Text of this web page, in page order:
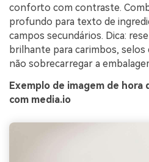
conforto com contraste.
profundo para texto de
campos secundários. Dica:
brilhante para carimbos, selos
não sobrecarregar a
Exemplo de imagem de
com media.io